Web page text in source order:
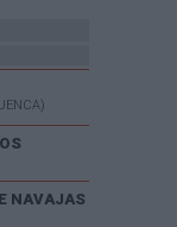
NAVAJAS